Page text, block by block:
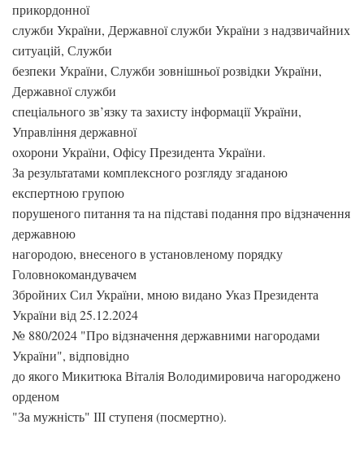
прикордонної
служби України, Державної служби України з надзвичайних
ситуацій, Служби
безпеки України, Служби зовнішньої розвідки України,
Державної служби
спеціального зв’язку та захисту інформації України,
Управління державної
охорони України, Офісу Президента України.
За результатами комплексного розгляду згаданою
експертною групою
порушеного питання та на підставі подання про відзначення
державною
нагородою, внесеного в установленому порядку
Головнокомандувачем
Збройних Сил України, мною видано Указ Президента
України від 25.12.2024
№ 880/2024 "Про відзначення державними нагородами
України", відповідно
до якого Микитюка Віталія Володимировича нагороджено
орденом
"За мужність" ІІІ ступеня (посмертно).